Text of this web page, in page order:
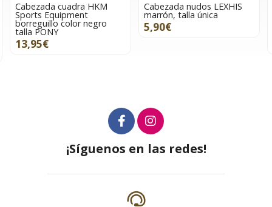
Cabezada nudos LEXHIS
marrón, talla única
5,90€
Ramal 1,80 metros, HKM
Sports Equipment color
negro, mosquetón de
seguridad
¡Síguenos en las redes!